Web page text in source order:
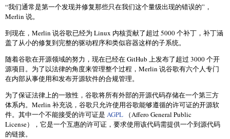
“我们通常是第一个发现并修复那些只在我们这个量级出现的错误的”，
Merlin 说。
到现在，Merlin 说谷歌已经为 Linux 内核贡献了超过 5000 个补丁，补丁涵
盖了从小的修复到完整的驱动程序和类似容器这样的子系统。
随着谷歌在开源领域的努力，现在已经在 GitHub 上发布了超过 3000 个开
源项目。为了以法律的角度来管理整个过程，Merlin 说谷歌有六个人专门
在内部从事使用和发布开源软件的合规管理。
为了保证法律上的一致性，谷歌将所有外部的开源代码存储在一个第三方
体系内。Merlin 补充说，谷歌只允许使用谷歌能够遵循的许可证的开源软
件。其中一个不能接受的许可证是 AGPL （Affero General Public
License），它是一个互惠的许可证，要求使用该代码需提供一个到源代码
的链接。